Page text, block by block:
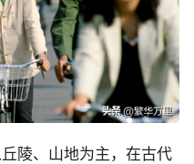
陵、山地为主，在古代